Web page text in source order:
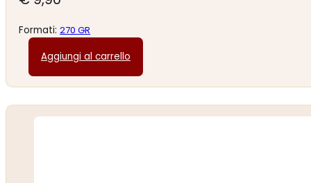
Formati:270 GR
Aggiungi al carrello